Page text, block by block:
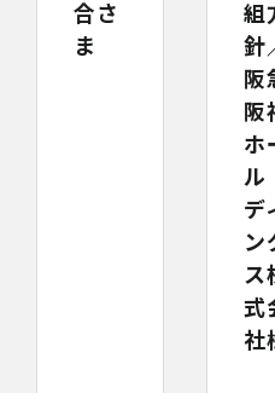
合さ
ま
組
針
阪
阪
ホ
ル
デ
ン
ス
式
社